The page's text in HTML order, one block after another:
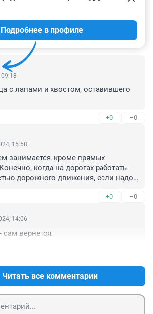
98
Подробнее в профиле
09:18
с лапами и хвостом, оставившего
+0 –0
15:58
занимается, кроме прямых
когда на дорогах работать
дорожного движения, если надо с
+0 –0
14:06
сам вернется.
Читать все комментарии